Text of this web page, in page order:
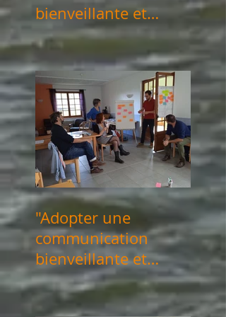
bienveillante et
consciente" les 21 &
28 novembre 2025
"Adopter une
communication
bienveillante et
consciente" les 12 &
20 juin 2025